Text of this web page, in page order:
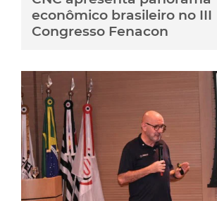
econômico brasileiro no III
Congresso Fenacon